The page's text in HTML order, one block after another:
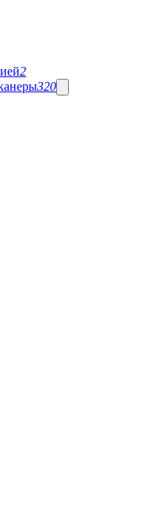
2
320